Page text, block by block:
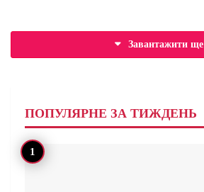
Завантажити ще
ПОПУЛЯРНЕ ЗА ТИЖДЕНЬ